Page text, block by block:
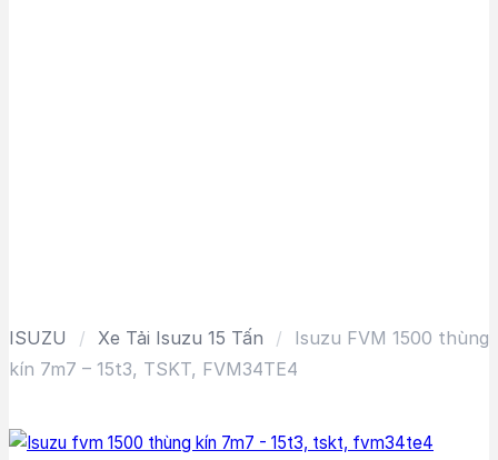
ISUZU / Xe Tải Isuzu 15 Tấn /
Isuzu FVM 1500 thùng
kín 7m7 – 15t3, TSKT, FVM34TE4